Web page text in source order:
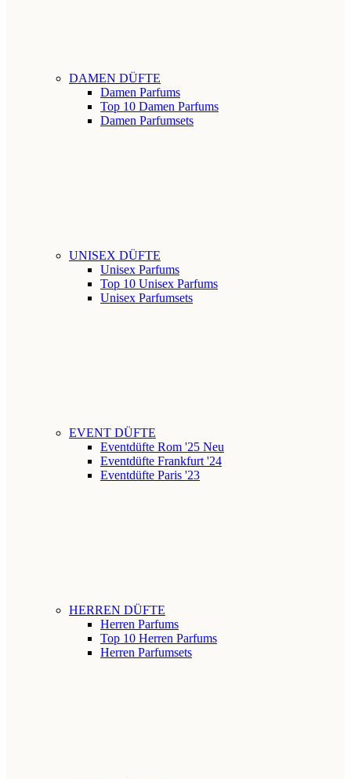
DAMEN DÜFTE
Damen Parfums
Top 10 Damen Parfums
Damen Parfumsets
UNISEX DÜFTE
Unisex Parfums
Top 10 Unisex Parfums
Unisex Parfumsets
EVENT DÜFTE
Eventdüfte Rom '25 Neu
Eventdüfte Frankfurt '24
Eventdüfte Paris '23
HERREN DÜFTE
Herren Parfums
Top 10 Herren Parfums
Herren Parfumsets